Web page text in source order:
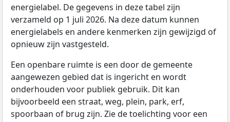
energielabel. De gegevens in deze tabel zijn
verzameld op 1 juli 2026. Na deze datum kunnen
energielabels en andere kenmerken zijn gewijzigd of
opnieuw zijn vastgesteld.
Een openbare ruimte is een door de gemeente
aangewezen gebied dat is ingericht en wordt
onderhouden voor publiek gebruik. Dit kan
bijvoorbeeld een straat, weg, plein, park, erf,
spoorbaan of brug zijn. Zie de toelichting voor een